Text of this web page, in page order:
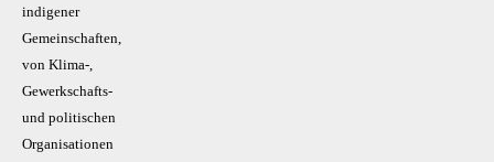
indigener
Gemeinschaften,
von Klima-,
Gewerkschafts-
und politischen
Organisationen